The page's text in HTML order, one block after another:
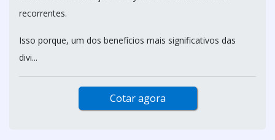
recorrentes.
Isso porque, um dos benefícios mais significativos das
divi...
Cotar agora